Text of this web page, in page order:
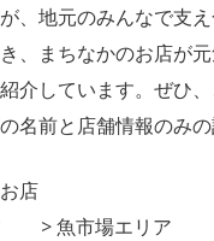
、地元のみんなで支
、まちなかのお店が
介しています。ぜひ
名前と店舗情報のみの
店
> 魚市場エリア